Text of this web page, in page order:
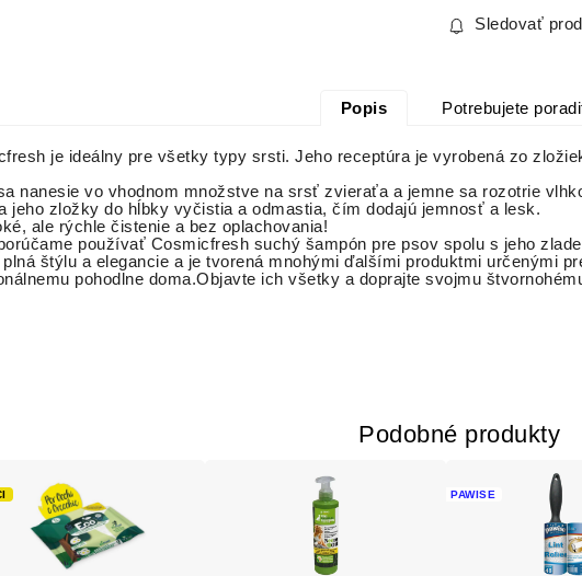
Sledovať
Popis Potrebujete
je ideálny pre všetky typy srsti. Jeho receptúra ​​je vyrobená zo
nanesie vo vhodnom množstve na srsť zvieraťa a jemne sa rozotrie
jeho zložky do hĺbky vyčistia a odmastia, čím dodajú jemnosť a lesk.
ale rýchle čistenie a bez oplachovania!
používať Cosmicfresh suchý šampón pre psov spolu s jeho
plná štýlu a elegancie a je tvorená mnohými ďalšími produktmi určenými
pohodlne doma.Objavte ich všetky a doprajte svojmu
Podobné produkty
PAWISE